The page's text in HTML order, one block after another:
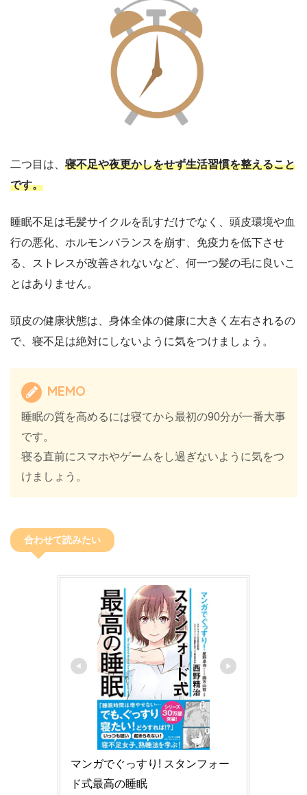
二つ目は、 寝不足や夜更かしをせず生活習慣を整えること
です。
睡眠不足は毛髪サイクルを乱すだけでなく、頭皮環境や血
行の悪化、ホルモンバランスを崩す、免疫力を低下させ
る、ストレスが改善されないなど、何一つ髪の毛に良いこ
とはありません。
頭皮の健康状態は、身体全体の健康に大きく左右されるの
で、寝不足は絶対にしないように気をつけましょう。
MEMO
睡眠の質を高めるには寝てから最初の90分が一番大事
です。
寝る直前にスマホやゲームをし過ぎないように気をつ
けましょう。
合わせて読みたい
マンガでぐっすり! スタンフォー
ド式最高の睡眠